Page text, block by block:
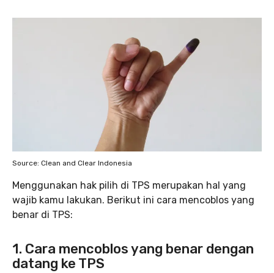
Source: Clean and Clear Indonesia
Menggunakan hak pilih di TPS merupakan hal yang
wajib kamu lakukan. Berikut ini cara mencoblos yang
benar di TPS:
1. Cara mencoblos yang benar dengan
datang ke TPS